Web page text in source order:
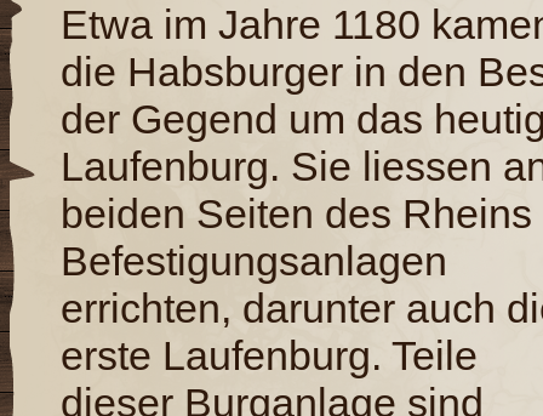
Etwa im Jahre 1180
die Habsburger in den
der Gegend um das
Laufenburg. Sie liessen
beiden Seiten des Rheins
Befestigungsanlagen
errichten, darunter auch
erste Laufenburg. Teile
dieser Burganlage sind